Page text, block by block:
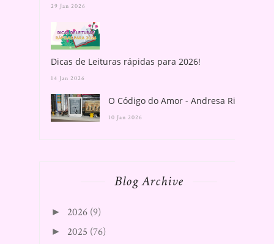
29 Jan 2026
Dicas de Leituras rápidas para 2026!
14 Jan 2026
O Código do Amor - Andresa Rios
10 Jan 2026
Blog Archive
► 2026 (9)
► 2025 (76)